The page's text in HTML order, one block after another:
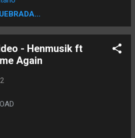
- Henmusik ft
Again